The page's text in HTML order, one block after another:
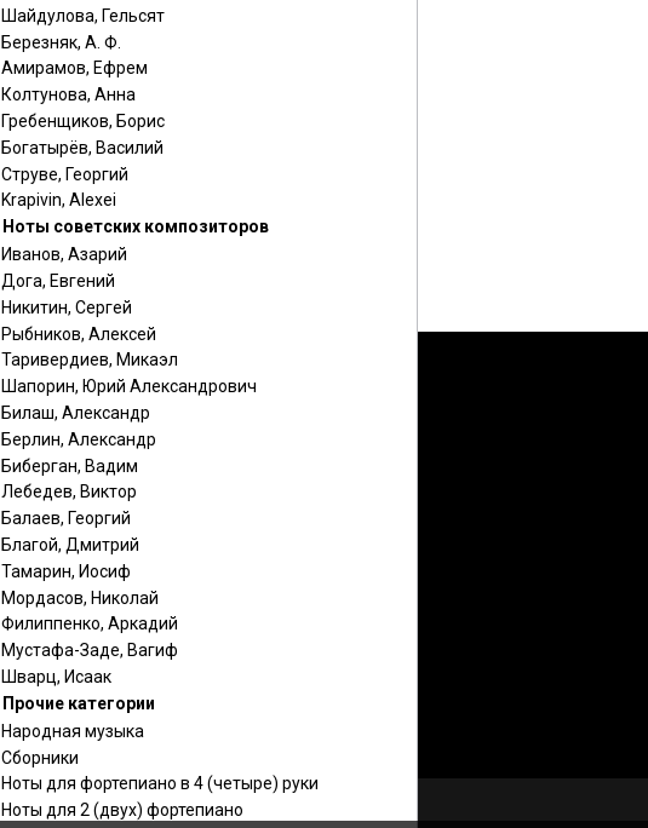
Шайдулова, Гельсят
Березняк, А. Ф.
Амирамов, Ефрем
Колтунова, Анна
Гребенщиков, Борис
Богатырёв, Василий
Струве, Георгий
Krapivin, Alexei
Ноты советских композиторов
Иванов, Азарий
Дога, Евгений
Никитин, Сергей
Рыбников, Алексей
Таривердиев, Микаэл
Шапорин, Юрий Александрович
Билаш, Александр
Берлин, Александр
Биберган, Вадим
Лебедев, Виктор
Балаев, Георгий
Благой, Дмитрий
Тамарин, Иосиф
Мордасов, Николай
Филиппенко, Аркадий
Мустафа-Заде, Вагиф
Шварц, Исаак
Прочие категории
Народная музыка
Сборники
Ноты для фортепиано в 4 (четыре) руки
Ноты для 2 (двух) фортепиано